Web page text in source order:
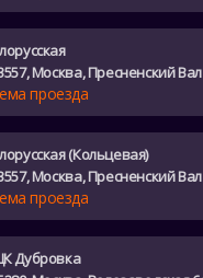
Москва, Пресненский Вал
проезда
(Кольцевая)
Москва, Пресненский Вал
проезда
Дубровка